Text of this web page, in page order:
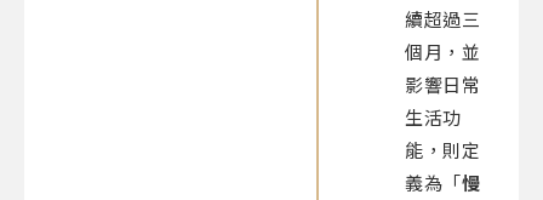
續超過三
個月，並
影響日常
生活功
能，則定
義為「慢